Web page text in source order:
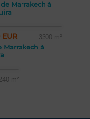
Marrakech à
3300 m²
Marrakech à
240 m²